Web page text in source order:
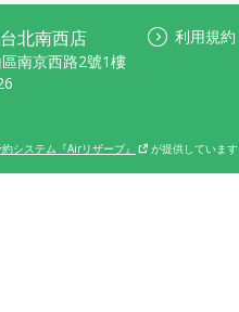
北南西店
南京西路2號1樓
利用規約
システム『Airリザーブ』 が提供しています